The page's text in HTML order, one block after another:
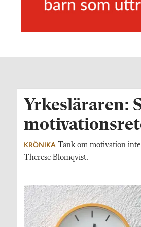
Yrkesläraren:
KRÖNIKA Tänk om motivation
Therese Blomqvist.